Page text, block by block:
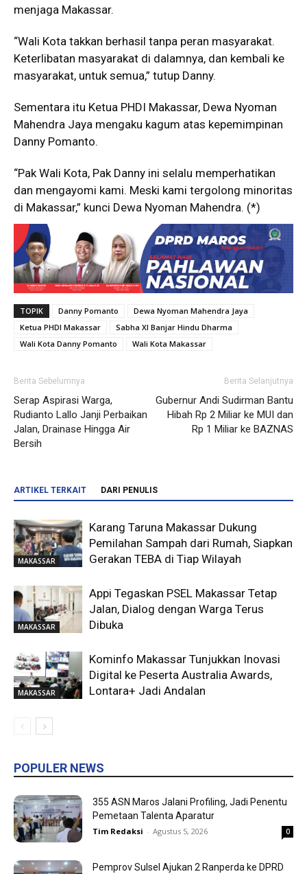
menjaga Makassar.
“Wali Kota takkan berhasil tanpa peran masyarakat.
Keterlibatan masyarakat di dalamnya, dan kembali ke
masyarakat, untuk semua,” tutup Danny.
Sementara itu Ketua PHDI Makassar, Dewa Nyoman
Mahendra Jaya mengaku kagum atas kepemimpinan
Danny Pomanto.
“Pak Wali Kota, Pak Danny ini selalu memperhatikan
dan mengayomi kami. Meski kami tergolong minoritas
di Makassar,” kunci Dewa Nyoman Mahendra. (*)
TOPIK Danny Pomanto
Dewa Nyoman Mahendra Jaya
Ketua PHDI Makassar
Sabha XI Banjar Hindu Dharma
Wali Kota Danny Pomanto
Wali Kota Makassar
Berita Sebelumnya
Serap Aspirasi Warga,
Rudianto Lallo Janji Perbaikan
Jalan, Drainase Hingga Air
Bersih
Berita Selanjutnya
Gubernur Andi Sudirman Bantu
Hibah Rp 2 Miliar ke MUI dan
Rp 1 Miliar ke BAZNAS
ARTIKEL TERKAIT DARI PENULIS
MAKASSAR
Karang Taruna Makassar Dukung
Pemilahan Sampah dari Rumah, Siapkan
Gerakan TEBA di Tiap Wilayah
MAKASSAR
Appi Tegaskan PSEL Makassar Tetap
Jalan, Dialog dengan Warga Terus
Dibuka
MAKASSAR
Kominfo Makassar Tunjukkan Inovasi
Digital ke Peserta Australia Awards,
Lontara+ Jadi Andalan
POPULER NEWS
355 ASN Maros Jalani Profiling, Jadi Penentu
Pemetaan Talenta Aparatur
Tim Redaksi - Agustus 5, 2026 0
Pemprov Sulsel Ajukan 2 Ranperda ke DPRD